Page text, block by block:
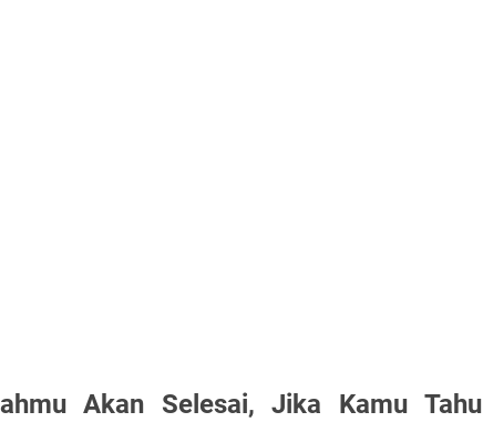
Akan Selesai, Jika Kamu Tahu